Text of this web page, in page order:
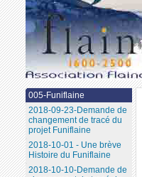
005-Funiflaine
2018-09-23-Demande de
changement de tracé du
projet Funiflaine
2018-10-01 - Une brève
Histoire du Funiflaine
2018-10-10-Demande de